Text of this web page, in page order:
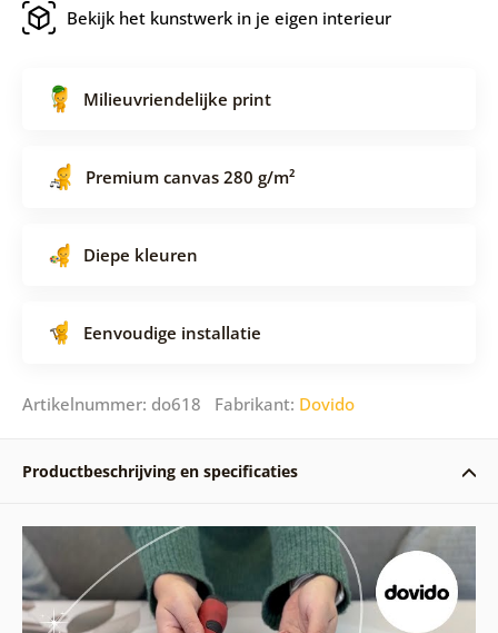
Bekijk het kunstwerk in je eigen interieur
Milieuvriendelijke print
Premium canvas 280 g/m²
Diepe kleuren
Eenvoudige installatie
Artikelnummer: do618 Fabrikant: Dovido
Productbeschrijving en specificaties